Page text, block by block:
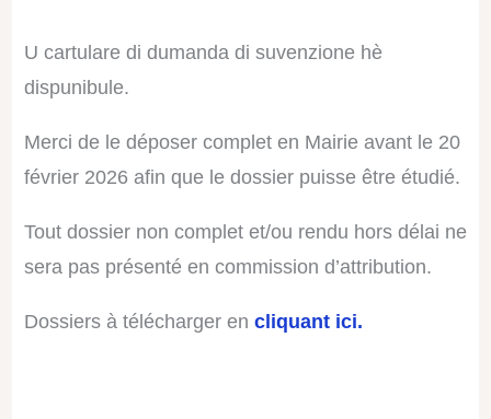
U cartulare di dumanda di suvenzione hè
dispunibule.
Merci de le déposer complet en Mairie avant le 20
février 2026 afin que le dossier puisse être étudié.
Tout dossier non complet et/ou rendu hors délai ne
sera pas présenté en commission d’attribution.
Dossiers à télécharger en cliquant ici.